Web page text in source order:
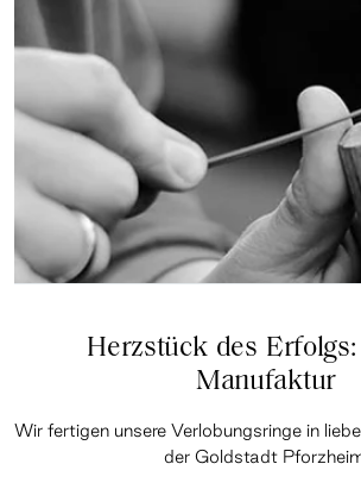
Herzstück des
Manufaktur
Wir fertigen unsere Verlobungsringe in
der Goldstadt